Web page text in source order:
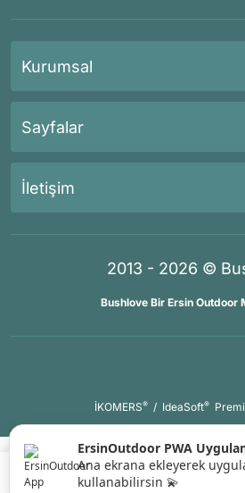
Kurumsal
Sayfalar
İletişim
2013 - 2026 ©
Bushlove Bir Ersin Outdoor
İKOMERS® / IdeaSoft®
ErsinOutdoor PWA
Ana ekrana ekleyerek
kullanabilirsin 💫